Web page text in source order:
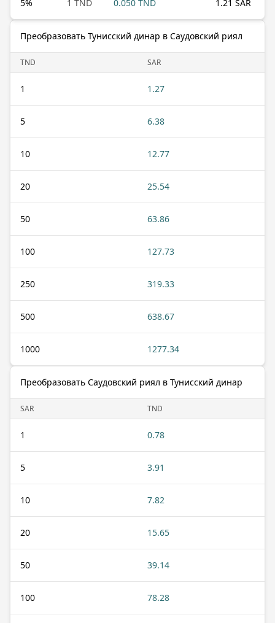
5% 1 TND 0.050 TND 1.21 SAR
Преобразовать Тунисский динар в Саудовский риял
TND SAR
1 1.27
5 6.38
10 12.77
20 25.54
50 63.86
100 127.73
250 319.33
500 638.67
1000 1277.34
Преобразовать Саудовский риял в Тунисский динар
SAR TND
1 0.78
5 3.91
10 7.82
20 15.65
50 39.14
100 78.28